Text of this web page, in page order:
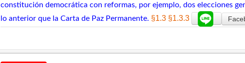
constitución democrática con reformas, por ejemplo, dos elecciones
lo anterior que la Carta de Paz Permanente. §1.3 §1.3.3